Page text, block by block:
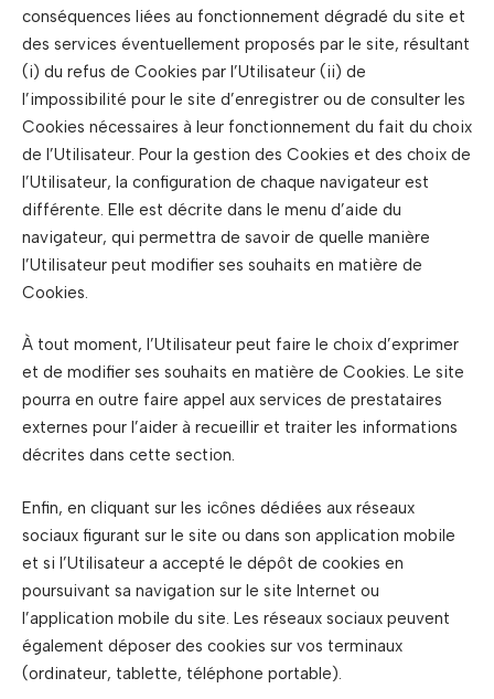
conséquences liées au fonctionnement dégradé du site et
des services éventuellement proposés par le site, résultant
(i) du refus de Cookies par l’Utilisateur (ii) de
l’impossibilité pour le site d’enregistrer ou de consulter les
Cookies nécessaires à leur fonctionnement du fait du choix
de l’Utilisateur. Pour la gestion des Cookies et des choix de
l’Utilisateur, la configuration de chaque navigateur est
différente. Elle est décrite dans le menu d’aide du
navigateur, qui permettra de savoir de quelle manière
l’Utilisateur peut modifier ses souhaits en matière de
Cookies.
À tout moment, l’Utilisateur peut faire le choix d’exprimer
et de modifier ses souhaits en matière de Cookies. Le site
pourra en outre faire appel aux services de prestataires
externes pour l’aider à recueillir et traiter les informations
décrites dans cette section.
Enfin, en cliquant sur les icônes dédiées aux réseaux
sociaux figurant sur le site ou dans son application mobile
et si l’Utilisateur a accepté le dépôt de cookies en
poursuivant sa navigation sur le site Internet ou
l’application mobile du site. Les réseaux sociaux peuvent
également déposer des cookies sur vos terminaux
(ordinateur, tablette, téléphone portable).